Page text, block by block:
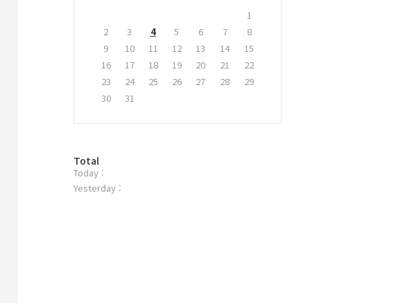
1
2
3 4 5 6 7
8
9
10 11 12 13 14
15
16
17 18 19 20 21
22
23
24 25 26 27 28
29
30
31
방
문
자
Total
Today :
Yesterday :